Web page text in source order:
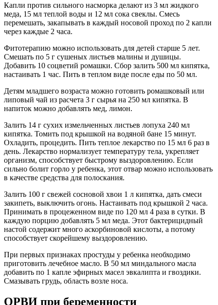
Капли против сильного насморка делают из 3 мл жидкого
меда, 15 мл теплой воды и 12 мл сока свеклы. Смесь
перемешать, закапывать в каждый носовой проход по 2 капли
через каждые 2 часа.
Фитотерапию можно использовать для детей старше 5 лет.
Смешать по 5 г сушеных листьев малины и душицы.
Добавить 10 соцветий ромашки. Сбор залить 500 мл кипятка,
настаивать 1 час. Пить в теплом виде после еды по 50 мл.
Детям младшего возраста можно готовить ромашковый или
липовый чай из расчета 3 г сырья на 250 мл кипятка. В
напиток можно добавлять мед, лимон.
Залить 14 г сухих измельченных листьев лопуха 240 мл
кипятка. Томить под крышкой на водяной бане 15 минут.
Охладить, процедить. Пить теплое лекарство по 15 мл 6 раз в
день. Лекарство нормализует температуру тела, укрепляет
организм, способствует быстрому выздоровлению. Если
сильно болит горло у ребенка, этот отвар можно использовать
в качестве средства для полоскания.
Залить 100 г свежей сосновой хвои 1 л кипятка, дать смеси
закипеть, выключить огонь. Настаивать под крышкой 2 часа.
Принимать в процеженном виде по 120 мл 4 раза в сутки. В
каждую порцию добавлять 5 мл меда. Этот бактерицидный
настой содержит много аскорбиновой кислоты, а потому
способствует скорейшему выздоровлению.
При первых признаках простуды у ребенка необходимо
приготовить лечебное масло. В 50 мл миндального масла
добавить по 1 капле эфирных масел эвкалипта и гвоздики.
Смазывать грудь, область возле носа.
ОРВИ при беременности